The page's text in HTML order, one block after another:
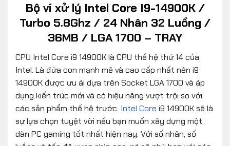
Bộ vi xử lý Intel Core I9-14900K /
Turbo 5.8Ghz / 24 Nhân 32 Luồng /
36MB / LGA 1700 – TRAY
CPU Intel Core i9 14900K là CPU thế hệ thứ 14 của
Intel. Là đứa con mạnh mẽ và cao cấp nhất nên i9
14900K được ưu ái dựa trên Socket LGA 1700 và áp
dụng kiến ​​trúc mới và có hiệu năng vượt trội so với
các sản phẩm thế hệ trước. Intel Core i9 14900K sẽ là
sự lựa chọn tuyệt vời nếu bạn muốn xây dựng một
dàn PC gaming tốt nhất hiện nay. Với số nhân, số